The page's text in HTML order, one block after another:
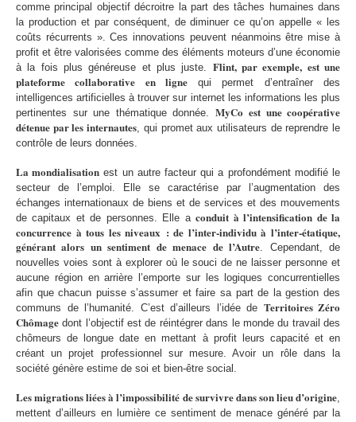
comme principal objectif décroitre la part des tâches humaines dans
la production et par conséquent, de diminuer ce qu’on appelle « les
coûts récurrents ». Ces innovations peuvent néanmoins être mise à
profit et être valorisées comme des éléments moteurs d’une économie
à la fois plus généreuse et plus juste. Flint, par exemple, est une
plateforme collaborative en lignequi permet d’entraîner des
intelligences artificielles à trouver sur internet les informations les plus
pertinentes sur une thématique donnée. MyCo est une coopérative
détenue par les internautes, qui promet aux utilisateurs de reprendre le
contrôle de leurs données.
La mondialisation est un autre facteur qui a profondément modifié le
secteur de l’emploi. Elle se caractérise par l’augmentation des
échanges internationaux de biens et de services et des mouvements
de capitaux et de personnes. Elle aconduit à l’intensification de la
concurrence à tous les niveaux : de l’inter-individu à l’inter-étatique,
générant alors un sentiment de menace de l’Autre. Cependant, de
nouvelles voies sont à explorer où le souci de ne laisser personne et
aucune région en arrière l’emporte sur les logiques concurrentielles
afin que chacun puisse s’assumer et faire sa part de la gestion des
communs de l’humanité. C’est d’ailleurs l’idée de Territoires Zéro
Chômage dont l’objectif est de réintégrer dans le monde du travail des
chômeurs de longue date en mettant à profit leurs capacité et en
créant un projet professionnel sur mesure. Avoir un rôle dans la
société génère estime de soi et bien-être social.
Les migrations liées à l’impossibilité de survivre dans son lieu d’origine,
mettent d’ailleurs en lumière ce sentiment de menace généré par la